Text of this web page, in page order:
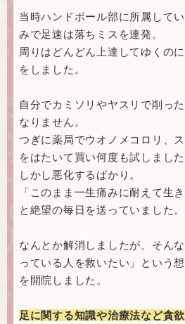
当時ハンドボール部に所属して
みで足速は落ちミスを連発。
周りはどんどん上達してゆくの
をしました。
自分でカミソリやヤスリで削っ
なりません。
つぎに薬局でウオノメコロリ、
をはたいて買い何度も試しました
しかし悪化するばかり。
「このまま一生痛みに耐えて生
と絶望の毎日を送っていました。
なんとか解消しましたが、そん
っている人を救いたい」という
を開院しました。
足に関する知識や治療法など貪